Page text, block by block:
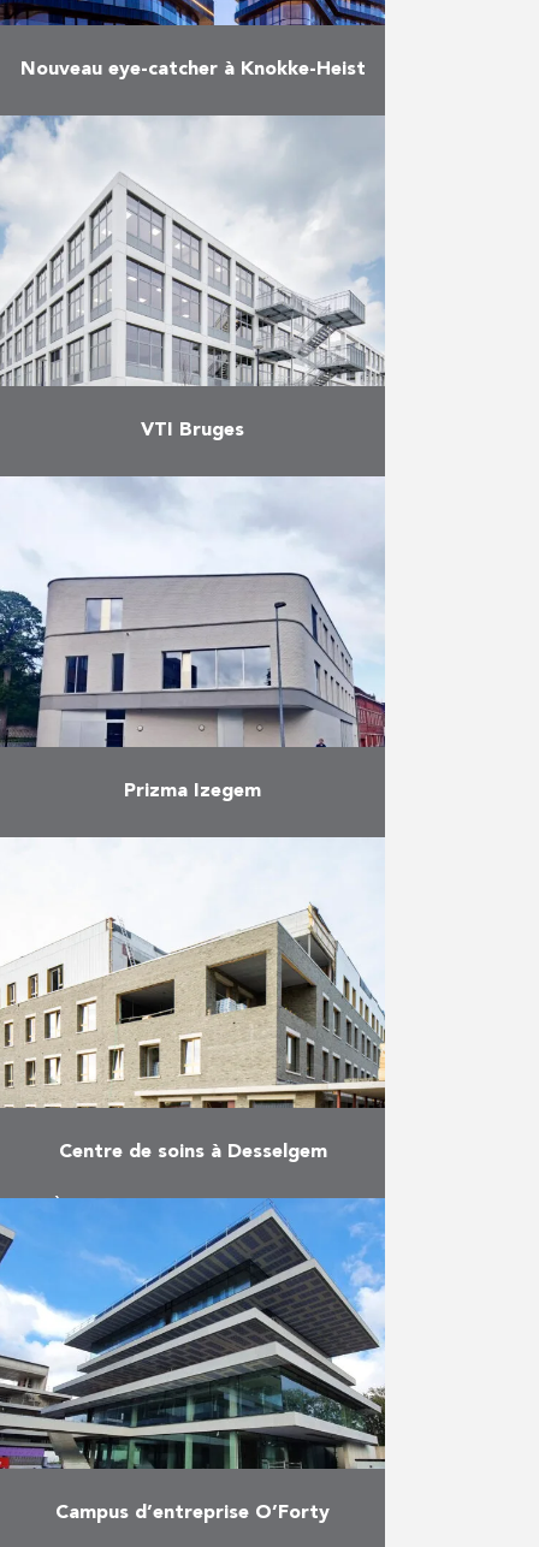
Nouveau eye-catcher à Knokke-Heist
Cette icône architecturale,
Architects et commandée par le
client NV Heldentoren, se
compose de trois bâtiments :
deux tours résidentielles – l’une …
En savoir plus
VTI Bruges
En décembre 2021, le projet VTI
Brugge s’est achevé avec succès
dans le cadre « Scholen van
En savoir plus
Prizma Izegem
réceptionné Prizma Izegem, un
nouveau projet de Scholen van
Morgen (« Écoles de demain »). Le
bâtiment, …
En savoir plus
Centre de soins à Desselgem
À quelques pas du centre de
Desselgem, la réception provisoire
de l’hôtel résidentiel et de soins
Aurélys s’est déroulée fin
septembre. Le bâtiment compte
92 …
En savoir plus
Campus d’entreprise O’Forty